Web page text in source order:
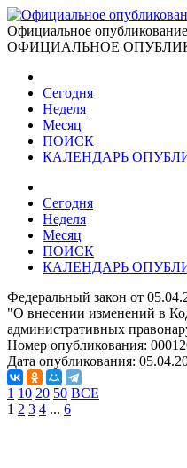
Официальное
ОФИЦИАЛЬНОЕ
Сегодня
Неделя
Месяц
ПОИСК
КАЛЕНДАРЬ
Сегодня
Неделя
Месяц
ПОИСК
КАЛЕНДАРЬ
Федеральный закон от
"О внесении изменений в
административных
Номер опубликования:
Дата опубликования:
1 10 20 50 ВСЕ
1 2 3 4 ... 6